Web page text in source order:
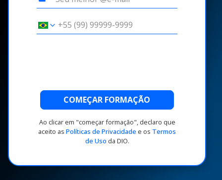
COMEÇAR FORMAÇÃO
Ao clicar em "começar formação", declaro que
aceito as Políticas de Privacidade e os Termos
de Uso da DIO.